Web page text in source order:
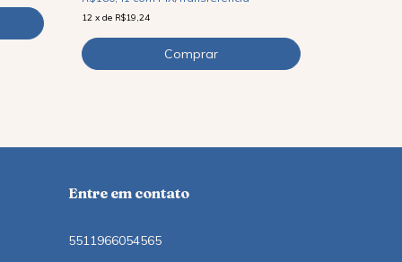
12 x de R$19,24
Entre em contato
5511966054565